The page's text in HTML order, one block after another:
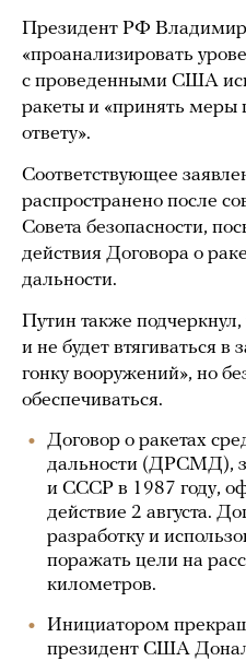
Президент РФ
«проанализировать
с проведенными США
ракеты и «принять
ответу».
Соответствующее
распространено после
Совета безопасности,
действия Договора о
дальности.
Путин также подчеркнул,
и не будет втягиваться
гонку вооружений», но
обеспечиваться.
Договор о ракетах
дальности (ДРСМД),
и СССР в 1987 году,
действие 2 августа.
разработку и
поражать цели на
километров.
Инициатором
президент США